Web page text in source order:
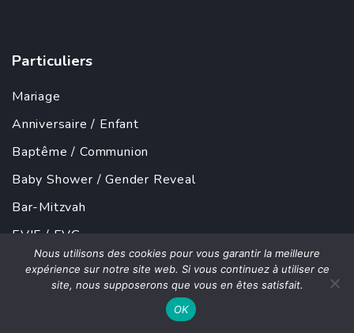
Particuliers
Mariage
Anniversaire / Enfant
Baptême /Communion
Baby Shower /Gender Reveal
Bar-Mitzvah
EVJF / EVG
Obsèques
Nous utilisons des cookies pour vous garantir la meilleure
expérience sur notre site web. Si vous continuez à utiliser ce
site, nous supposerons que vous en êtes satisfait.
OK